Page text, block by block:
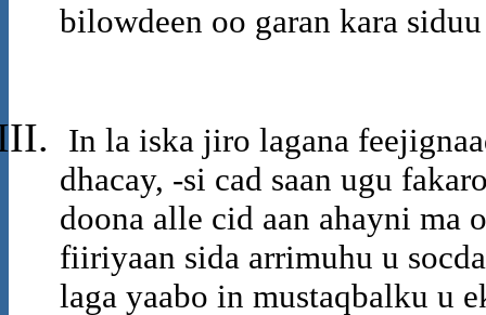
bilowdeen oo garan kara
In la iska jiro lagana
dhacay, -si cad saan ugu
doona alle cid aan ahayni ma
fiiriyaan sida arrimuhu u
laga yaabo in mustaqbalku u